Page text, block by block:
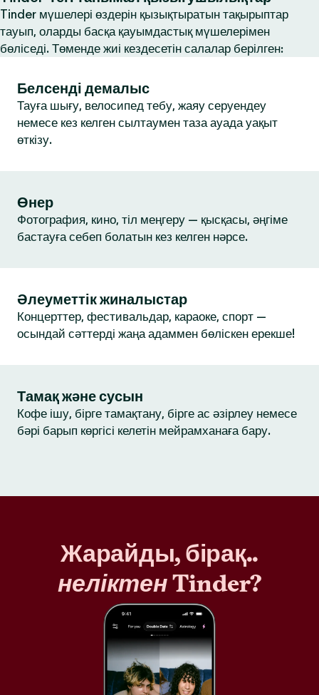
Tinder мүшелері өздерін қызықтыратын тақырыптар
тауып, оларды басқа қауымдастық мүшелерімен
бөліседі. Төменде жиі кездесетін салалар берілген:
Белсенді демалыс
Тауға шығу, велосипед тебу, жаяу серуендеу
немесе кез келген сылтаумен таза ауада уақыт
өткізу.
Өнер
Фотография, кино, тіл меңгеру — қысқасы, әңгіме
бастауға себеп болатын кез келген нәрсе.
Әлеуметтік жиналыстар
Концерттер, фестивальдар, караоке, спорт —
осындай сәттерді жаңа адаммен бөліскен ерекше!
Тамақ және сусын
Кофе ішу, бірге тамақтану, бірге ас әзірлеу немесе
бәрі барып көргісі келетін мейрамханаға бару.
Жарайды, бірақ..
неліктенTinder?